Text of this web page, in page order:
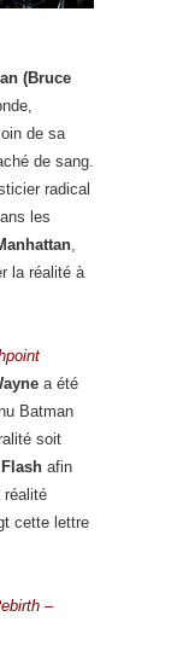
(Bruce
de sa
de sang.
radical
les
,
la réalité à
a été
Batman
soit
Flash afin
réalité
cette lettre
–